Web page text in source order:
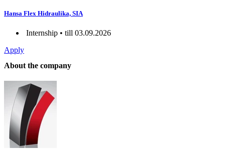
Hansa Flex Hidraulika, SIA
Internship • till 03.09.2026
Apply
About the company